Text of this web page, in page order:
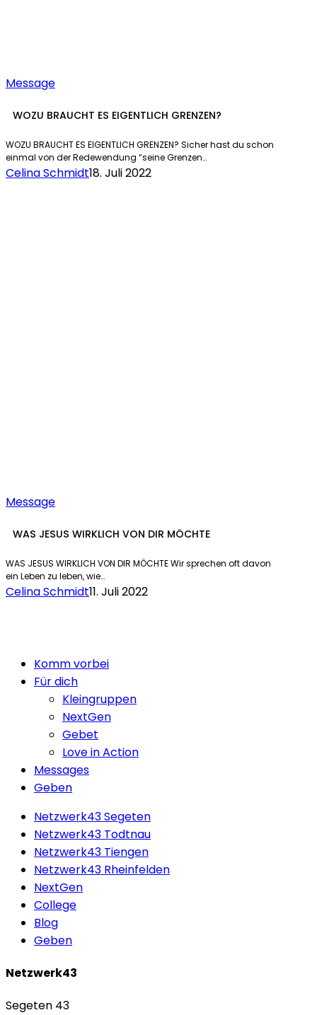
Message
WOZU BRAUCHT ES EIGENTLICH GRENZEN?
WOZU BRAUCHT ES EIGENTLICH GRENZEN? Sicher hast du schon
einmal von der Redewendung “seine Grenzen…
Celina Schmidt18. Juli 2022
Message
WAS JESUS WIRKLICH VON DIR MÖCHTE
WAS JESUS WIRKLICH VON DIR MÖCHTE Wir sprechen oft davon
ein Leben zu leben, wie…
Celina Schmidt11. Juli 2022
Close
Menu
Komm vorbei
Für dich
Kleingruppen
NextGen
Gebet
Love in Action
Messages
Geben
Netzwerk43 Segeten
Netzwerk43 Todtnau
Netzwerk43 Tiengen
Netzwerk43 Rheinfelden
NextGen
College
Blog
Geben
Netzwerk43
Segeten 43